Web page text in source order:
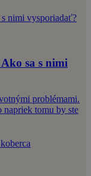
sa s nimi
problémami.
tomu by ste